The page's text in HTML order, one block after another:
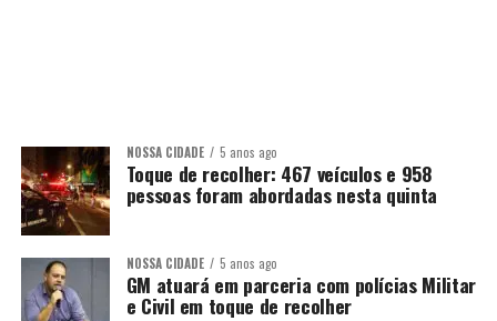
NOSSA CIDADE 5 anos ago
Toque de recolher: 467 veículos e 958
pessoas foram abordadas nesta quinta
NOSSA CIDADE 5 anos ago
GM atuará em parceria com polícias Militar
e Civil em toque de recolher